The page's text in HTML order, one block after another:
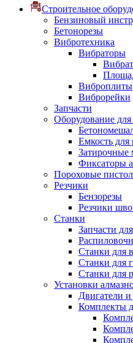
Строительное
Бензиновый
Бетонорезы
Вибротехника
Вибраторы
Виброплиты
Виброрейки
Запчасти
Оборудование
Емкость для
Фиксаторы
Пороховые
Резчики
Бензорезы
Резчики
Станки
Запчасти
Станки для
Станки для
Станки для
Установки
Двигатели и
Комплекты